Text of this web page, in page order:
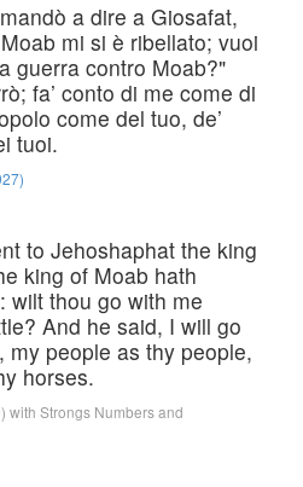
a dire a Giosafat,
mi si è ribellato; vuoi
guerra contro Moab?"
fa’ conto di me come di
come del tuo, de’
tuoi.
to Jehoshaphat the king
king of Moab hath
wilt thou go with me
And he said, I will go
my people as thy people,
horses.
with Strongs Numbers and